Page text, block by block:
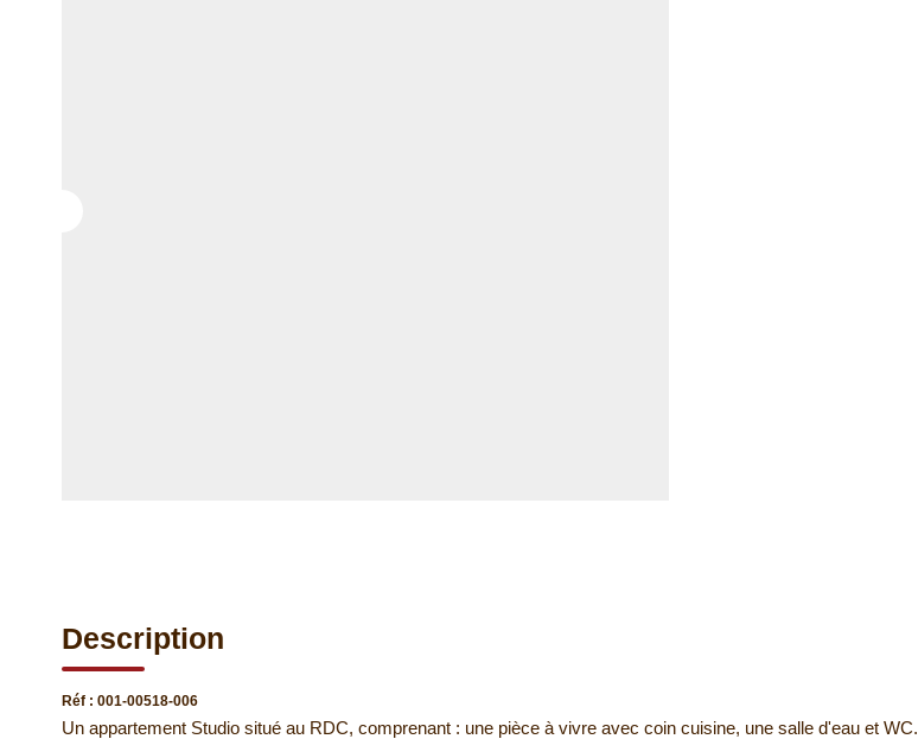
Description
Réf : 001-00518-006
Un appartement Studio situé au RDC, comprenant : une pièce à vivre avec coin cuisine, une salle d'eau et WC.